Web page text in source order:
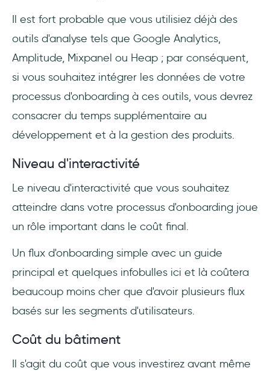
Il est fort probable que vous utilisiez déjà des
outils d'analyse tels que Google Analytics,
Amplitude, Mixpanel ou Heap ; par conséquent,
si vous souhaitez intégrer les données de votre
processus d'onboarding à ces outils, vous devrez
consacrer du temps supplémentaire au
développement et à la gestion des produits.
Niveau d'interactivité
Le niveau d'interactivité que vous souhaitez
atteindre dans votre processus d'onboarding joue
un rôle important dans le coût final.
Un flux d'onboarding simple avec un guide
principal et quelques infobulles ici et là coûtera
beaucoup moins cher que d'avoir plusieurs flux
basés sur les segments d'utilisateurs.
Coût du bâtiment
Il s'agit du coût que vous investirez avant même